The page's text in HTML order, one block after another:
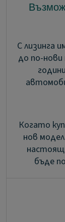
С лизинга
до по-нови
Когато
нов
бъде